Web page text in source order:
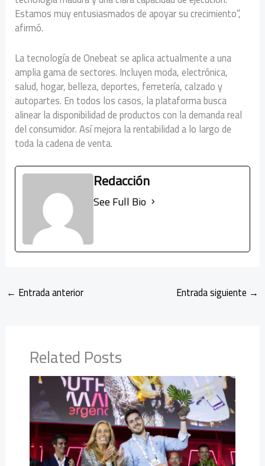
Estamos muy entusiasmados de apoyar su crecimiento”,
afirmó.
La tecnología de Onebeat se aplica actualmente a una
amplia gama de sectores. Incluyen moda, electrónica,
salud, hogar, belleza, deportes, ferretería, calzado y
autopartes. En todos los casos, la plataforma busca
alinear la disponibilidad de productos con la demanda real
del consumidor. Así mejora la rentabilidad a lo largo de
toda la cadena de venta.
Redacción
See Full Bio
← Entrada anterior Entrada siguiente →
Related Posts